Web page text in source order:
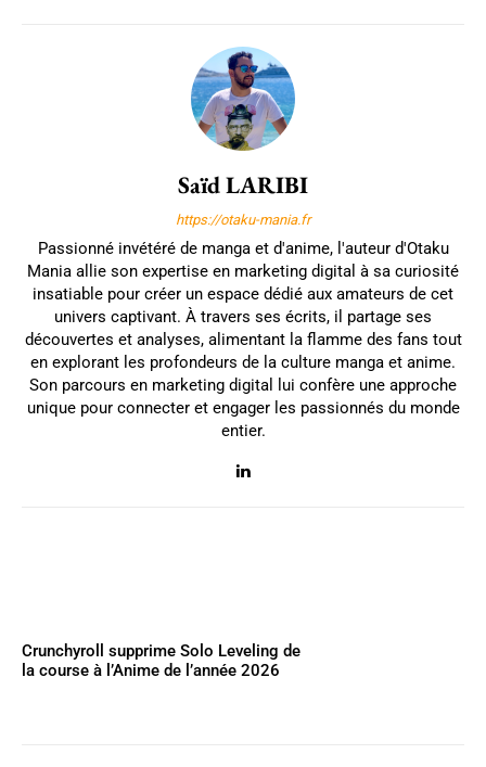
Saïd LARIBI
https://otaku-mania.fr
Passionné invétéré de manga et d'anime, l'auteur d'Otaku
Mania allie son expertise en marketing digital à sa curiosité
insatiable pour créer un espace dédié aux amateurs de cet
univers captivant. À travers ses écrits, il partage ses
découvertes et analyses, alimentant la flamme des fans tout
en explorant les profondeurs de la culture manga et anime.
Son parcours en marketing digital lui confère une approche
unique pour connecter et engager les passionnés du monde
entier.
Crunchyroll supprime Solo Leveling de
la course à l’Anime de l’année 2026